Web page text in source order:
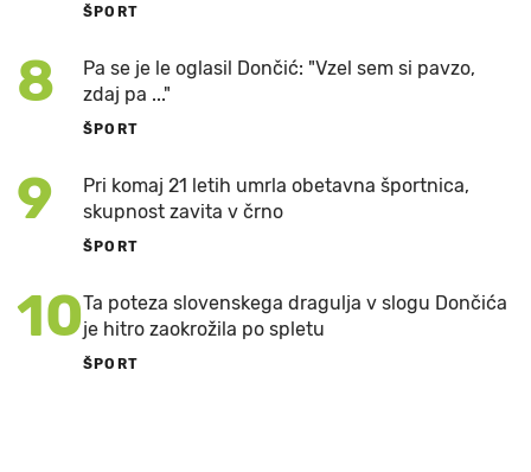
ŠPORT
8
Pa se je le oglasil Dončić: "Vzel sem si pavzo,
zdaj pa ..."
ŠPORT
9
Pri komaj 21 letih umrla obetavna športnica,
skupnost zavita v črno
ŠPORT
10Ta poteza slovenskega dragulja v slogu Dončića
je hitro zaokrožila po spletu
ŠPORT